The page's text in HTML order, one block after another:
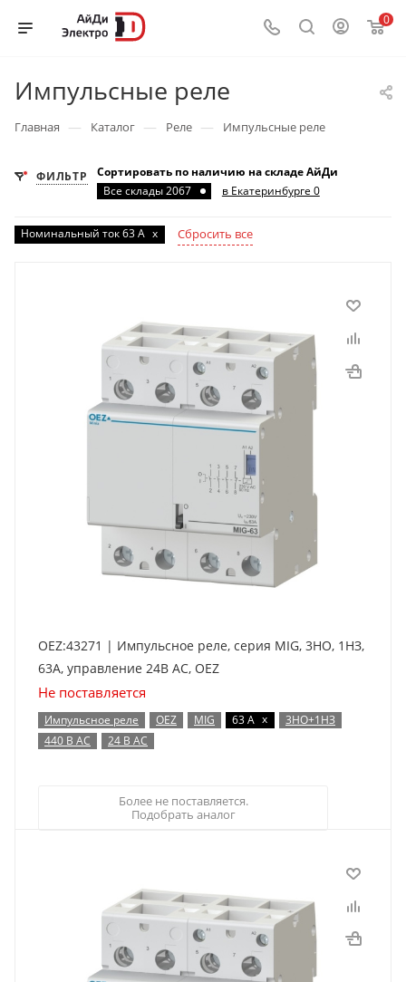
0
Импульсные реле
Главная — Каталог — Реле — Импульсные реле
ФИЛЬТР
Сортировать по наличию на складе АйДи
Все склады 2067
в Екатеринбурге 0
Номинальный ток 63 А x Сбросить все
OEZ:43271 | Импульсное реле, серия MIG, 3НО, 1НЗ,
63А, управление 24В AC, OEZ
Не поставляется
Импульсное реле OEZ MIG 63 А x
3НО+1НЗ
440 В AC
24 В AC
Более не поставляется.
Подобрать аналог